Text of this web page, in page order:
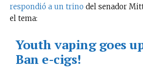
respondió a un trino del senador
el tema:
Youth vaping goes
Ban e-cigs!